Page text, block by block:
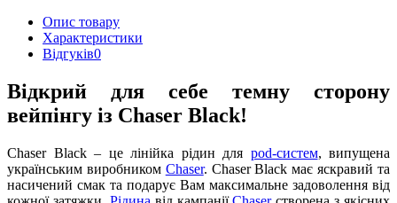
Опис товару
Характеристики
Відгуків0
Відкрий для себе темну сторону
вейпінгу із Chaser Black!
Chaser Black – це лінійка рідин для pod-систем, випущена
українським виробником Chaser. Chaser Black має яскравий та
насичений смак та подарує Вам максимальне задоволення від